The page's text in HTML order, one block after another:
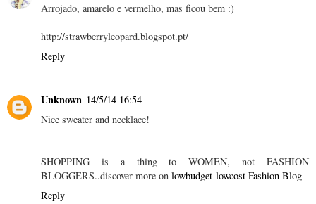
Arrojado, amarelo e vermelho, mas ficou bem :)
http://strawberryleopard.blogspot.pt/
Reply
Unknown 14/5/14 16:54
Nice sweater and necklace!
SHOPPING is a thing to WOMEN, not FASHION
BLOGGERS..discover more on lowbudget-lowcost Fashion Blog
Reply